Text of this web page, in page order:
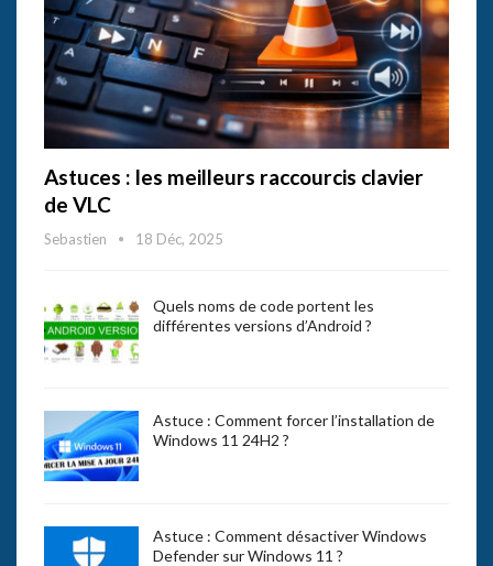
Astuces : les meilleurs raccourcis clavier
de VLC
Sebastien 18 Déc, 2025
Quels noms de code portent les
différentes versions d’Android ?
Astuce : Comment forcer l’installation de
Windows 11 24H2 ?
Astuce : Comment désactiver Windows
Defender sur Windows 11 ?